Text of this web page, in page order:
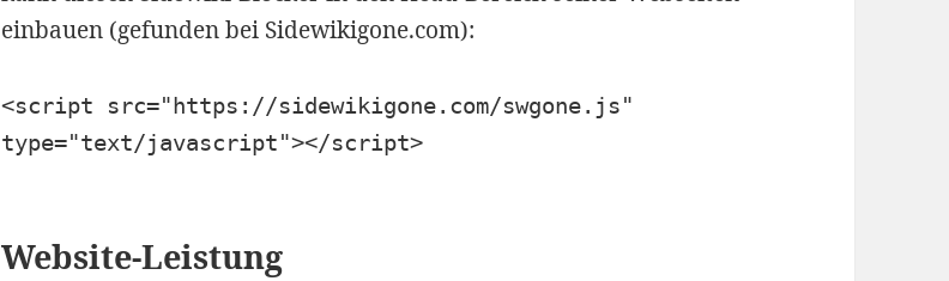
einbauen (gefunden bei Sidewikigone.com):
<script src="https://sidewikigone.com/swgone.js"
type="text/javascript"></script>
Website-Leistung